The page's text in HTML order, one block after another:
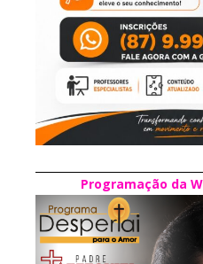
Programação da